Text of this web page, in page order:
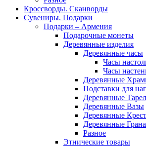
Кроссворды. Сканворды
Сувениры. Подарки
Подарки – Армения
Подарочные монеты
Деревянные изделия
Деревянные часы
Часы
Часы
Деревянные
Подставки для
Деревянные
Деревянные Вазы
Деревянные
Деревянные
Разное
Этнические товары